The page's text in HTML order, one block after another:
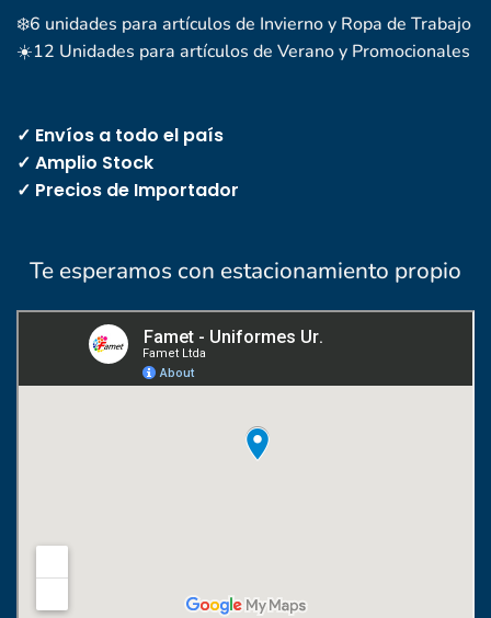
❄️6 unidades para artículos de Invierno y Ropa de Trabajo
☀️12 Unidades para artículos de Verano y Promocionales
✓ Envíos a todo el país
✓ Amplio Stock
✓ Precios de Importador
Te esperamos con estacionamiento propio